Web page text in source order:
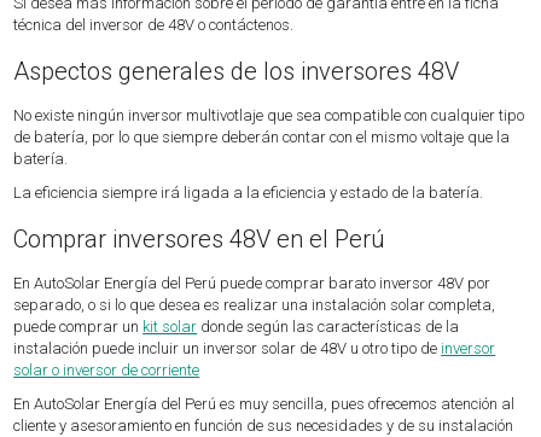
técnica del inversor de 48V o contáctenos.
Aspectos generales de los inversores 48V
No existe ningún inversor multivotlaje que sea compatible con cualquier tipo
de batería, por lo que siempre deberán contar con el mismo voltaje que la
batería.
La eficiencia siempre irá ligada a la eficiencia y estado de la batería.
Comprar inversores 48V en el Perú
En AutoSolar Energía del Perú puede comprar barato inversor 48V por
separado, o si lo que desea es realizar una instalación solar completa,
puede comprar un kit solar donde según las características de la
instalación puede incluir un inversor solar de 48V u otro tipo de inversor
solar o inversor de corriente
En AutoSolar Energía del Perú es muy sencilla, pues ofrecemos atención al
cliente y asesoramiento en función de sus necesidades y de su instalación